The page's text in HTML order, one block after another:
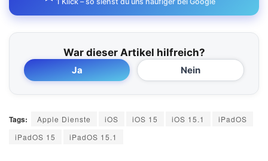
War dieser Artikel hilfreich?
Ja Nein
Tags: Apple Dienste iOS iOS 15 iOS 15.1
iPadOS
iPadOS 15
iPadOS 15.1